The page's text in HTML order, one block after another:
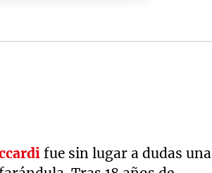
fue sin lugar a dudas una